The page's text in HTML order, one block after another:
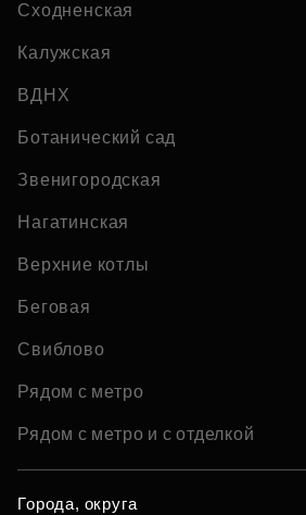
Сходненская
Калужская
ВДНХ
Ботанический сад
Звенигородская
Нагатинская
Верхние котлы
Беговая
Свиблово
Рядом с метро
Рядом с метро и с отделкой
Города, округа